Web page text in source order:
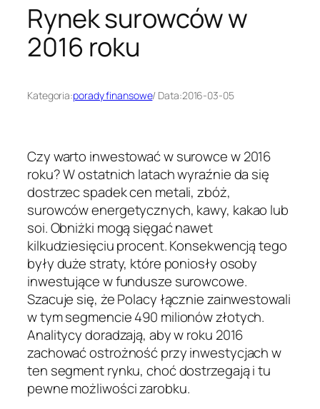
Rynek surowców w
2016 roku
Kategoria:porady finansowe/ Data:2016-03-05
Czy warto inwestować w surowce w 2016
roku? W ostatnich latach wyraźnie da się
dostrzec spadek cen metali, zbóż,
surowców energetycznych, kawy, kakao lub
soi. Obniżki mogą sięgać nawet
kilkudziesięciu procent. Konsekwencją tego
były duże straty, które poniosły osoby
inwestujące w fundusze surowcowe.
Szacuje się, że Polacy łącznie zainwestowali
w tym segmencie 490 milionów złotych.
Analitycy doradzają, aby w roku 2016
zachować ostrożność przy inwestycjach w
ten segment rynku, choć dostrzegają i tu
pewne możliwości zarobku.